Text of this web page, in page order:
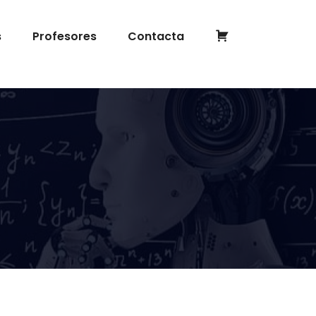
Profesores Contacta
Completar